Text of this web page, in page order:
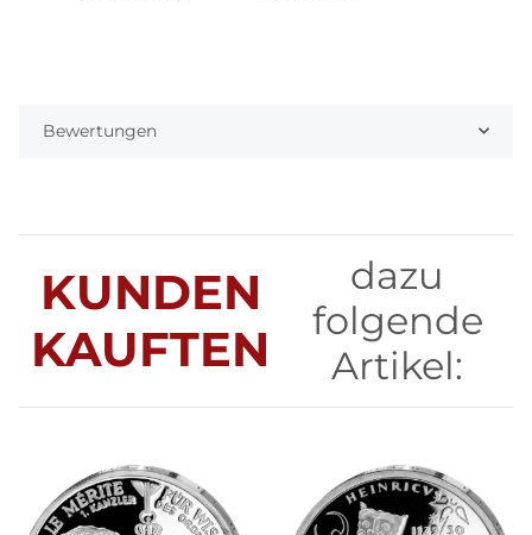
Bewertungen
KUNDEN
KAUFTEN
dazu
folgende
Artikel: